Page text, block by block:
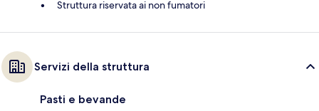
Struttura riservata ai non fumatori
Servizi della struttura
Pasti e bevande